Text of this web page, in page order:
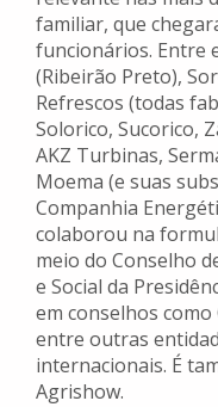
familiar, que
funcionários. Entre
(Ribeirão Preto),
Refrescos (todas
Solorico, Sucorico,
AKZ Turbinas,
Moema (e suas
Companhia
colaborou na
meio do Conselho
e Social da
em conselhos como
entre outras
internacionais. É
Agrishow.